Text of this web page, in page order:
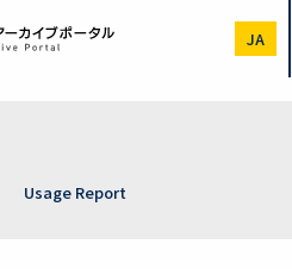
JA
Usage Report